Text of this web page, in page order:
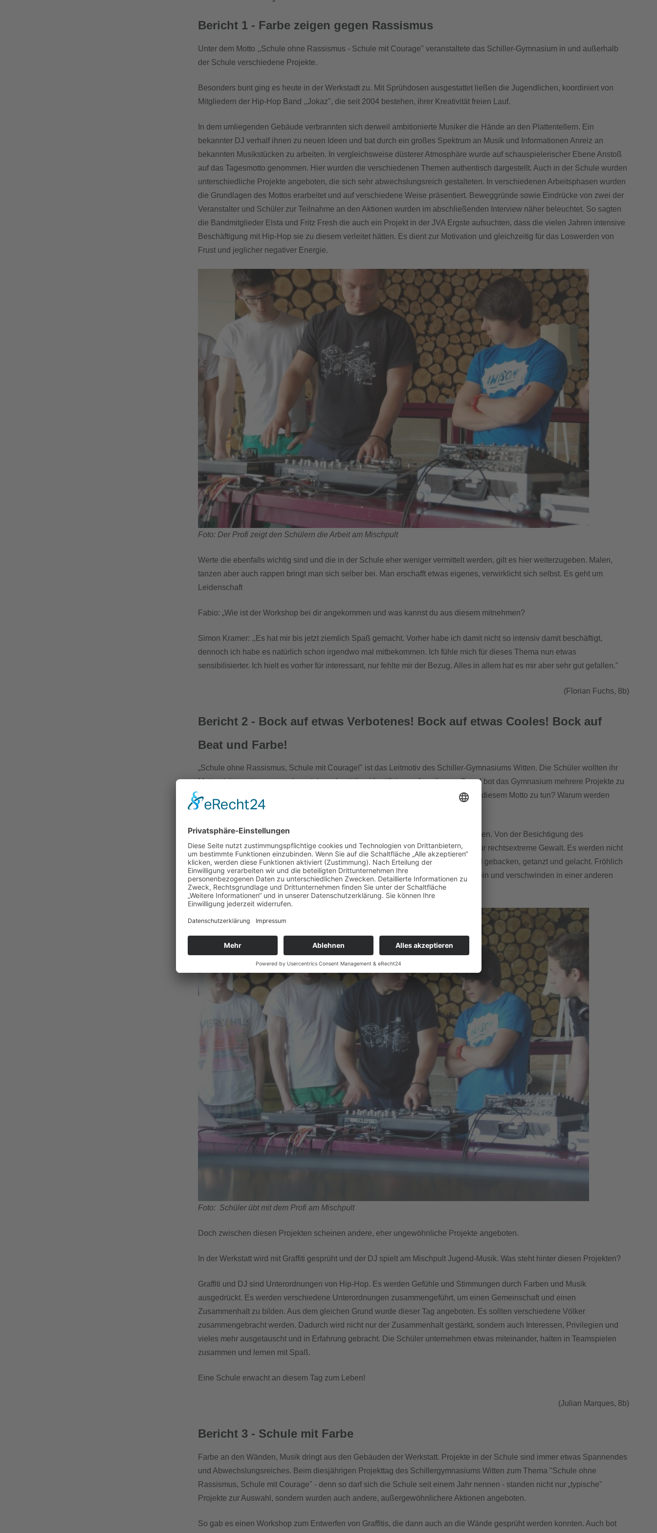
Bericht 1 - Farbe zeigen gegen Rassismus
Unter dem Motto ,,Schule ohne Rassismus - Schule mit Courage" veranstaltete das Schiller-Gymnasium in und außerhalb
der Schule verschiedene Projekte.
Besonders bunt ging es heute in der Werkstadt zu. Mit Sprühdosen ausgestattet ließen die Jugendlichen, koordiniert von
Mitgliedern der Hip-Hop Band ,,Jokaz", die seit 2004 bestehen, ihrer Kreativität freien Lauf.
In dem umliegenden Gebäude verbrannten sich derweil ambitionierte Musiker die Hände an den Plattentellern. Ein
bekannter DJ verhalf ihnen zu neuen Ideen und bat durch ein großes Spektrum an Musik und Informationen Anreiz an
bekannten Musikstücken zu arbeiten. In vergleichsweise düsterer Atmosphäre wurde auf schauspielerischer Ebene Anstoß
auf das Tagesmotto genommen. Hier wurden die verschiedenen Themen authentisch dargestellt. Auch in der Schule wurden
unterschiedliche Projekte angeboten, die sich sehr abwechslungsreich gestalteten. In verschiedenen Arbeitsphasen wurden
die Grundlagen des Mottos erarbeitet und auf verschiedene Weise präsentiert. Beweggründe sowie Eindrücke von zwei der
Veranstalter und Schüler zur Teilnahme an den Aktionen wurden im abschließenden Interview näher beleuchtet. So sagten
die Bandmitglieder Elsta und Fritz Fresh die auch ein Projekt in der JVA Ergste aufsuchten, dass die vielen Jahren intensive
Beschäftigung mit Hip-Hop sie zu diesem verleitet hätten. Es dient zur Motivation und gleichzeitig für das Loswerden von
Frust und jeglicher negativer Energie.
Foto: Der Profi zeigt den Schülern die Arbeit am Mischpult
Werte die ebenfalls wichtig sind und die in der Schule eher weniger vermittelt werden, gilt es hier weiterzugeben. Malen,
tanzen aber auch rappen bringt man sich selber bei. Man erschafft etwas eigenes, verwirklicht sich selbst. Es geht um
Leidenschaft
Fabio: „Wie ist der Workshop bei dir angekommen und was kannst du aus diesem mitnehmen?
Simon Kramer: ,,Es hat mir bis jetzt ziemlich Spaß gemacht. Vorher habe ich damit nicht so intensiv damit beschäftigt,
dennoch ich habe es natürlich schon irgendwo mal mitbekommen. Ich fühle mich für dieses Thema nun etwas
sensibilisierter. Ich hielt es vorher für interessant, nur fehlte mir der Bezug. Alles in allem hat es mir aber sehr gut gefallen."
(Florian Fuchs, 8b)
Bericht 2 - Bock auf etwas Verbotenes! Bock auf etwas Cooles! Bock auf
Beat und Farbe!
„Schule ohne Rassismus, Schule mit Courage!" ist das Leitmotiv des Schiller-Gymnasiums Witten. Die Schüler wollten ihr
Motto nicht nur tragen, sondern sich auch mit ihm identifizieren. Aus diesem Grund bot das Gymnasium mehrere Projekte zu
diesem Thema an. Was hat nun etwas „Verbotenes! Cooles! Beat und Graffiti!" mit diesem Motto zu tun? Warum werden
solche Themen angeboten?
Den ganzen Vormittag beschäftigen sich die Schüler mit unterschiedlichen Projekten. Von der Besichtigung des
Tränenkellers bis zu aktivem Sport gegen Rassismus und bekommen ein Gefühl für rechtsextreme Gewalt. Es werden nicht
nur Filme gesehen, sondern auch eigene Stücke gestaltet und vorgespielt. Es wird gebacken, getanzt und gelacht. Fröhlich
und mit viel Spaß befassen sich die Schüler mit den Themen, lassen sich auf sie ein und verschwinden in einer anderen
Welt. So lernen Schüler nicht nur in der Theorie, sondern auch in der Praxis.
Foto: Schüler übt mit dem Profi am Mischpult
Doch zwischen diesen Projekten scheinen andere, eher ungewöhnliche Projekte angeboten.
In der Werkstatt wird mit Graffiti gesprüht und der DJ spielt am Mischpult Jugend-Musik. Was steht hinter diesen Projekten?
Graffiti und DJ sind Unterordnungen von Hip-Hop. Es werden Gefühle und Stimmungen durch Farben und Musik
ausgedrückt. Es werden verschiedene Unterordnungen zusammengeführt, um einen Gemeinschaft und einen
Zusammenhalt zu bilden. Aus dem gleichen Grund wurde dieser Tag angeboten. Es sollten verschiedene Völker
zusammengebracht werden. Dadurch wird nicht nur der Zusammenhalt gestärkt, sondern auch Interessen, Privilegien und
vieles mehr ausgetauscht und in Erfahrung gebracht. Die Schüler unternehmen etwas miteinander, halten in Teamspielen
zusammen und lernen mit Spaß.
Eine Schule erwacht an diesem Tag zum Leben!
(Julian Marques, 8b)
Bericht 3 - Schule mit Farbe
Farbe an den Wänden, Musik dringt aus den Gebäuden der Werkstatt. Projekte in der Schule sind immer etwas Spannendes
und Abwechslungsreiches. Beim diesjährigen Projekttag des Schillergymnasiums Witten zum Thema "Schule ohne
Rassismus, Schule mit Courage" - denn so darf sich die Schule seit einem Jahr nennen - standen nicht nur „typische"
Projekte zur Auswahl, sondern wurden auch andere, außergewöhnlichere Aktionen angeboten.
So gab es einen Workshop zum Entwerfen von Graffitis, die dann auch an die Wände gesprüht werden konnten. Auch bot